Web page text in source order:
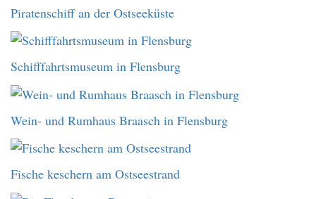
Piratenschiff an der Ostseeküste
Schifffahrtsmuseum in Flensburg
Wein- und Rumhaus Braasch in Flensburg
Fische keschern am Ostseestrand